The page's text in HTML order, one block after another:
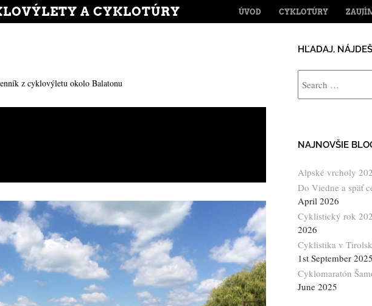
A CYKLOTÚRY MENU
SKIP TO CONTENT
ÚVOD CYKLOTÚRY
z cyklovýletu okolo Balatonu
HĽADAJ, NÁJDEŠ
NAJNOVŠIE
Alpské vrcholy
Do Viedne a späť
April 2026
Cyklistický rok
2026
Cyklistika v
1st September 2025
Cyklomaratón
June 2025